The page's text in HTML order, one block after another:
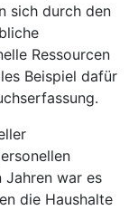
sich durch den
Ressourcen
Beispiel dafür
Jahren war es
die Haushalte